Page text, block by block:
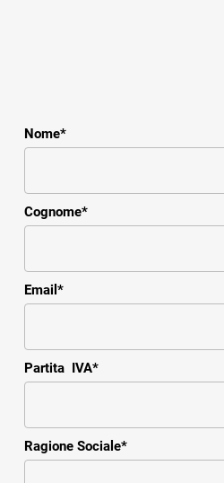
Nome*
Cognome*
Email *
Partita IVA*
Ragione Sociale*